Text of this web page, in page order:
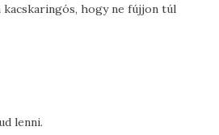
kacskaringós, hogy ne fújjon túl
lenni.